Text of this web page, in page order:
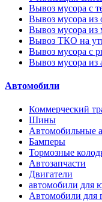
Вывоз мусора с
Вывоз мусора из
Вывоз мусора из
Вывоз ТКО на
Вывоз мусора с
Вывоз мусора из
Автомобили
Коммерческий
Шины
Автомобильные
Бамперы
Тормозные
Автозапчасти
Двигатели
автомобили для
Автомобили для